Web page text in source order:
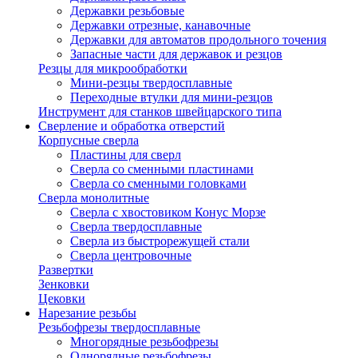
Державки резьбовые
Державки отрезные, канавочные
Державки для автоматов продольного точения
Запасные части для державок и резцов
Резцы для микрообработки
Мини-резцы твердосплавные
Переходные втулки для мини-резцов
Инструмент для станков швейцарского типа
Сверление и обработка отверстий
Корпусные сверла
Пластины для сверл
Сверла со сменными пластинами
Сверла со сменными головками
Сверла монолитные
Сверла с хвостовиком Конус Морзе
Сверла твердосплавные
Сверла из быстрорежущей стали
Сверла центровочные
Развертки
Зенковки
Цековки
Нарезание резьбы
Резьбофрезы твердосплавные
Многорядные резьбофрезы